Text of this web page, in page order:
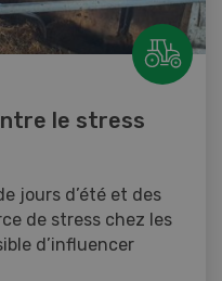
le stress
jours d’été et des
de stress chez les
d’influencer